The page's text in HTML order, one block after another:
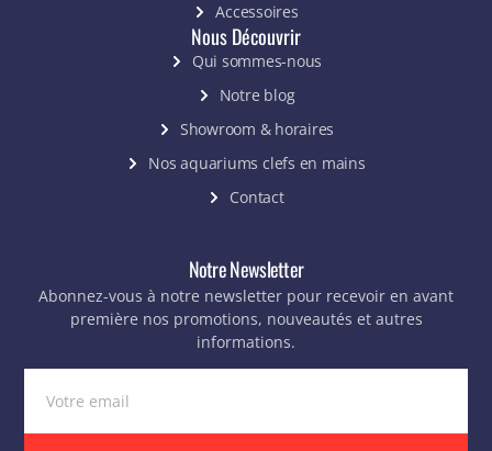
Accessoires
Nous Découvrir
Qui sommes-nous
Notre blog
Showroom & horaires
Nos aquariums clefs en mains
Contact
Notre Newsletter
Abonnez-vous à notre newsletter pour recevoir en avant
première nos promotions, nouveautés et autres
informations.